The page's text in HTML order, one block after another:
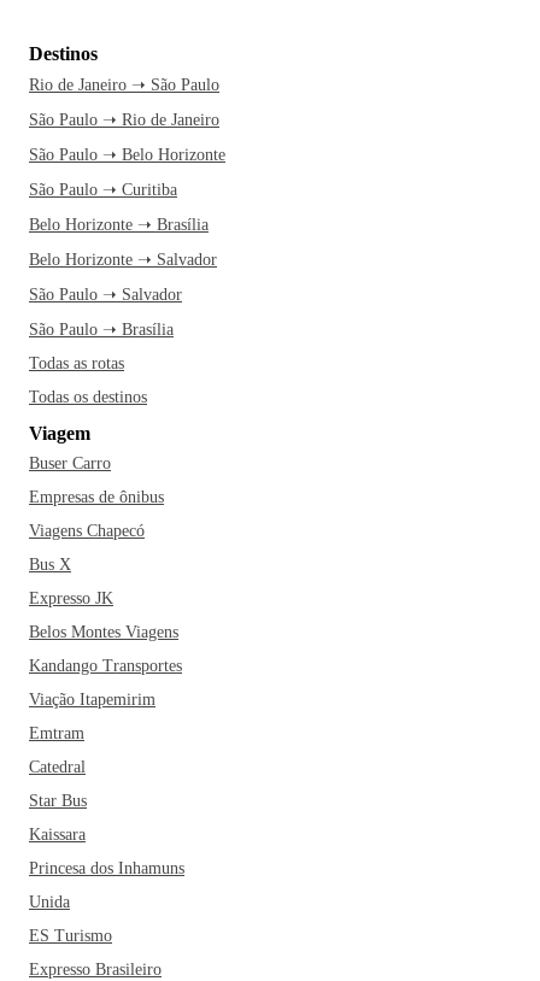
Destinos
Rio de Janeiro ➝ São Paulo
São Paulo ➝ Rio de Janeiro
São Paulo ➝ Belo Horizonte
São Paulo ➝ Curitiba
Belo Horizonte ➝ Brasília
Belo Horizonte ➝ Salvador
São Paulo ➝ Salvador
São Paulo ➝ Brasília
Todas as rotas
Todas os destinos
Viagem
Buser Carro
Empresas de ônibus
Viagens Chapecó
Bus X
Expresso JK
Belos Montes Viagens
Kandango Transportes
Viação Itapemirim
Emtram
Catedral
Star Bus
Kaissara
Princesa dos Inhamuns
Unida
ES Turismo
Expresso Brasileiro